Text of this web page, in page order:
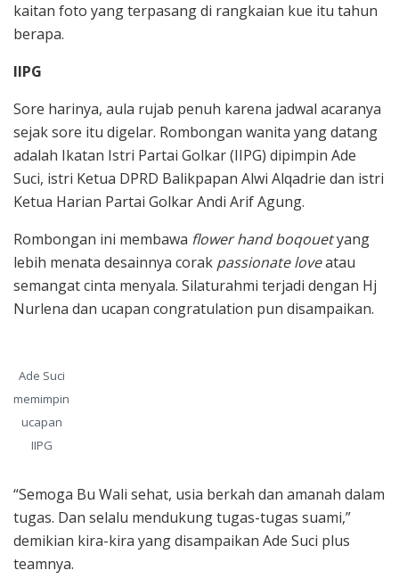
kaitan foto yang terpasang di rangkaian kue itu tahun
berapa.
IIPG
Sore harinya, aula rujab penuh karena jadwal acaranya
sejak sore itu digelar. Rombongan wanita yang datang
adalah Ikatan Istri Partai Golkar (IIPG) dipimpin Ade
Suci, istri Ketua DPRD Balikpapan Alwi Alqadrie dan istri
Ketua Harian Partai Golkar Andi Arif Agung.
Rombongan ini membawa flower hand boqouetyang
lebih menata desainnya corak passionate loveatau
semangat cinta menyala. Silaturahmi terjadi dengan Hj
Nurlena dan ucapan congratulation pun disampaikan.
Ade Suci
memimpin
ucapan
IIPG
“Semoga Bu Wali sehat, usia berkah dan amanah dalam
tugas. Dan selalu mendukung tugas-tugas suami,”
demikian kira-kira yang disampaikan Ade Suci plus
teamnya.